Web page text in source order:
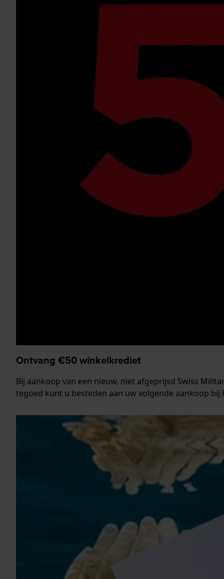
Ontvang €50 winkelkrediet
Bij aankoop van een nieuw, niet afgeprijsd Swiss
tegoed kunt u besteden aan uw volgende aankoop bij